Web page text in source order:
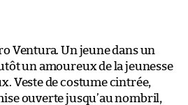
Ventura. Un jeune dans un
un amoureux de la jeunesse
Veste de costume cintrée,
ouverte jusqu’au nombril,